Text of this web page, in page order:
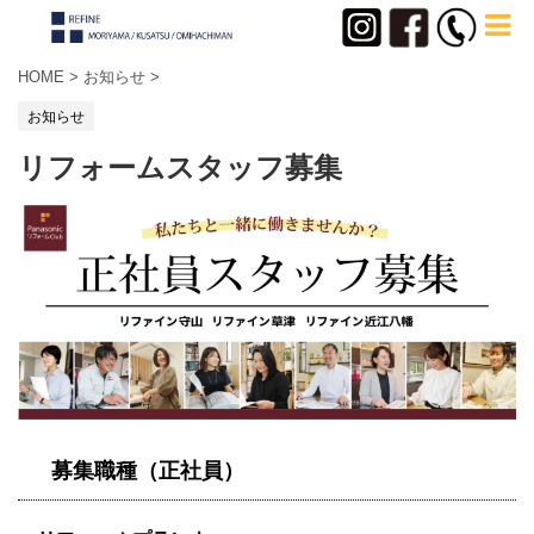
HOME > お知らせ >
お知らせ
リフォームスタッフ募集
募集職種（正社員）